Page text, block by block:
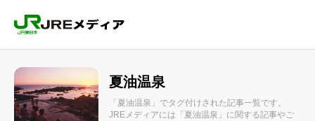
夏油温泉
「夏油温泉」でタグ付けされた記事一覧です。
JREメディアには「夏油温泉」に関する記事やご